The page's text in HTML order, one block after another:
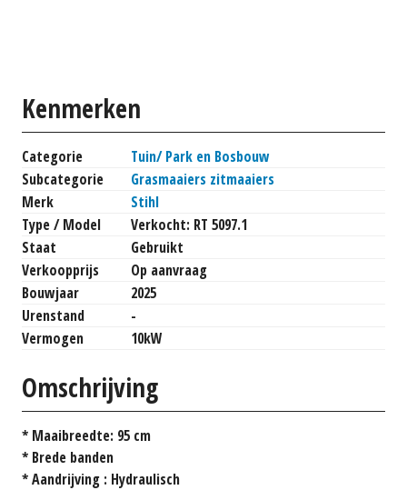
Kenmerken
Categorie
Tuin/ Park en Bosbouw
Subcategorie
Grasmaaiers zitmaaiers
Merk
Stihl
Type / Model
Verkocht: RT 5097.1
Staat
Gebruikt
Verkoopprijs
Op aanvraag
Bouwjaar
2025
Urenstand
-
Vermogen
10kW
Omschrijving
* Maaibreedte: 95 cm
* Brede banden
* Aandrijving : Hydraulisch